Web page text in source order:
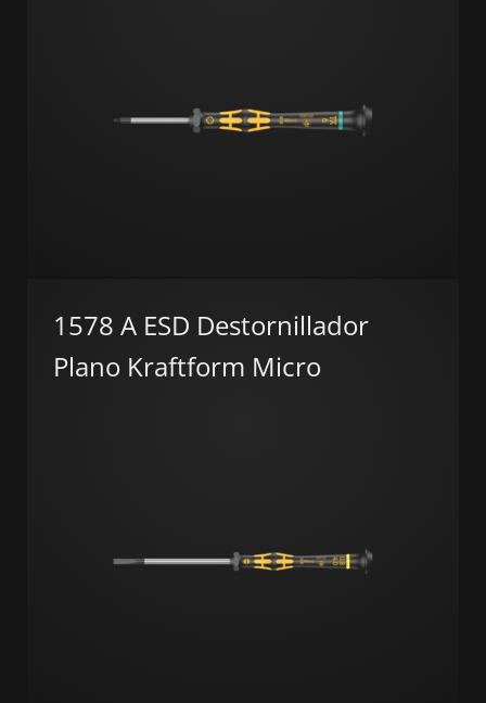
1578 A ESD Destornillador
Plano Kraftform Micro